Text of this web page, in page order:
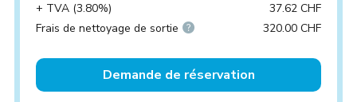
+ TVA (3.80%)
37.62 CHF
Frais de nettoyage de sortie
320.00 CHF
Demande de réservation